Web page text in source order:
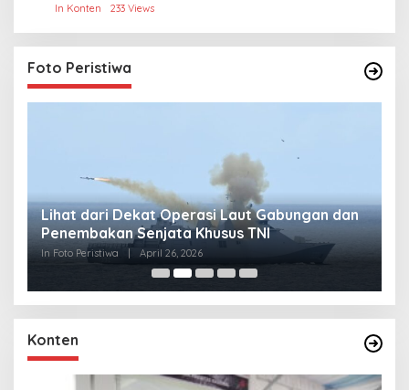
In Konten 233 Views
Foto Peristiwa
Lihat dari Dekat Operasi Laut Gabungan dan
Penembakan Senjata Khusus TNI
In Foto Peristiwa | April 26, 2026
Konten